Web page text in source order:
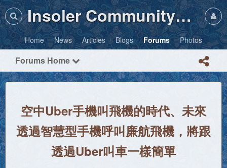
Insoler Community・Photos
Home News Articles Blogs Forums Photos
Forums Home
空中Uber手機叫飛機的時代、未來
透過智慧型手機呼叫廉航飛機，將跟
透過Uber叫車一樣簡單